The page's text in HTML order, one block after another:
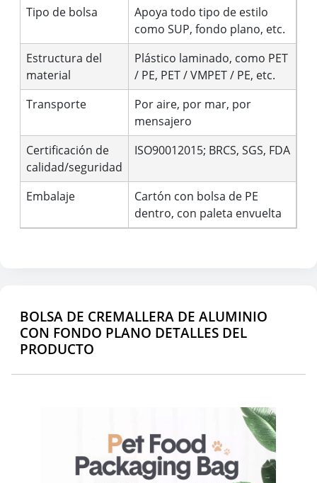
Tipo de bolsa
Apoya todo tipo de estilo
como SUP, fondo plano, etc.
Estructura del
material
Plástico laminado, como PET
/ PE, PET / VMPET / PE, etc.
Transporte
Por aire, por mar, por
mensajero
Certificación de
calidad/seguridad
ISO90012015; BRCS, SGS, FDA
Embalaje
Cartón con bolsa de PE
dentro, con paleta envuelta
BOLSA DE CREMALLERA DE ALUMINIO
CON FONDO PLANO DETALLES DEL
PRODUCTO